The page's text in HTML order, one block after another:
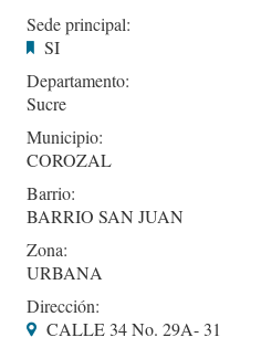
Sede principal:
SI
Departamento:
Sucre
Municipio:
COROZAL
Barrio:
BARRIO SAN JUAN
Zona:
URBANA
Dirección:
CALLE 34 No. 29A- 31